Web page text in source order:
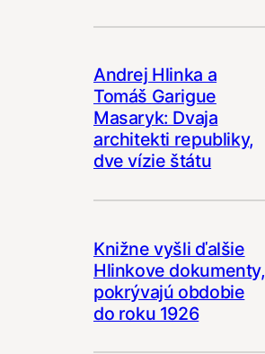
Andrej Hlinka a
Tomáš Garigue
Masaryk: Dvaja
architekti republiky,
dve vízie štátu
Knižne vyšli ďalšie
Hlinkove dokumenty,
pokrývajú obdobie
do roku 1926